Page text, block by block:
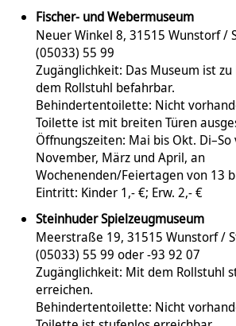
Fischer- und Webermuseum
Neuer Winkel 8, 31515 Wunstorf /
(05033) 55 99
Zugänglichkeit: Das Museum ist
dem Rollstuhl befahrbar.
Behindertentoilette: Nicht
Toilette ist mit breiten Türen
Öffnungszeiten: Mai bis Okt. Di–So
November, März und April, an
Wochenenden/Feiertagen von 13
Eintritt: Kinder 1,- €; Erw. 2,- €
Steinhuder Spielzeugmuseum
Meerstraße 19, 31515 Wunstorf /
(05033) 55 99 oder -93 92 07
Zugänglichkeit: Mit dem Rollstuhl
erreichen.
Behindertentoilette: Nicht